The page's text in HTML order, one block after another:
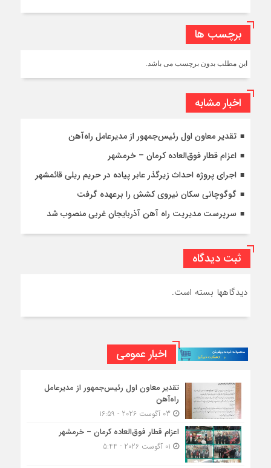
برچسب ها
این مطلب بدون برچسب می باشد.
اخبار مشابه
تقدیر معاون اول رئیس‌جمهور از مدیرعامل راه‌آهن
اعزام قطار فوق‌العاده کرمان – خرمشهر
اجرای پروژه احداث زیرگذر عابر پیاده در حریم ریلی قائمشهر
گوگوچانی سکان نیروی کشش را برعهده گرفت
سرپرست مدیریت راه آهن آذربایجان غربی منصوب شد
ثبت دیدگاه
دیدگاهها بسته است.
اخبار عمومی
تقدیر معاون اول رئیس‌جمهور از مدیرعامل
راه‌آهن
اعزام قطار فوق‌العاده کرمان – خرمشهر